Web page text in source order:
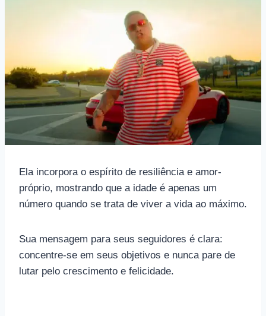
Ela incorpora o espírito de resiliência e amor-
próprio, mostrando que a idade é apenas um
número quando se trata de viver a vida ao máximo.
Sua mensagem para seus seguidores é clara:
concentre-se em seus objetivos e nunca pare de
lutar pelo crescimento e felicidade.